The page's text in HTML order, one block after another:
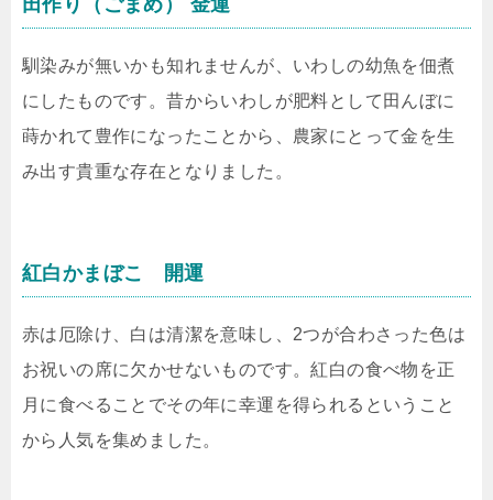
田作り（ごまめ） 金運
馴染みが無いかも知れませんが、いわしの幼魚を佃煮
にしたものです。昔からいわしが肥料として田んぼに
蒔かれて豊作になったことから、農家にとって金を生
み出す貴重な存在となりました。
紅白かまぼこ 開運
赤は厄除け、白は清潔を意味し、2つが合わさった色は
お祝いの席に欠かせないものです。紅白の食べ物を正
月に食べることでその年に幸運を得られるということ
から人気を集めました。